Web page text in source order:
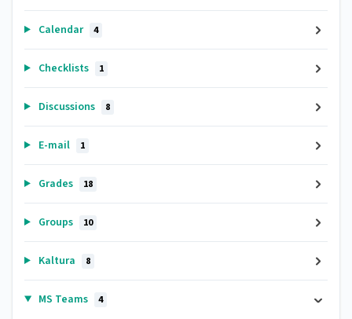
Calendar 4
Checklists 1
Discussions 8
E-mail 1
Grades 18
Groups 10
Kaltura 8
MS Teams 4